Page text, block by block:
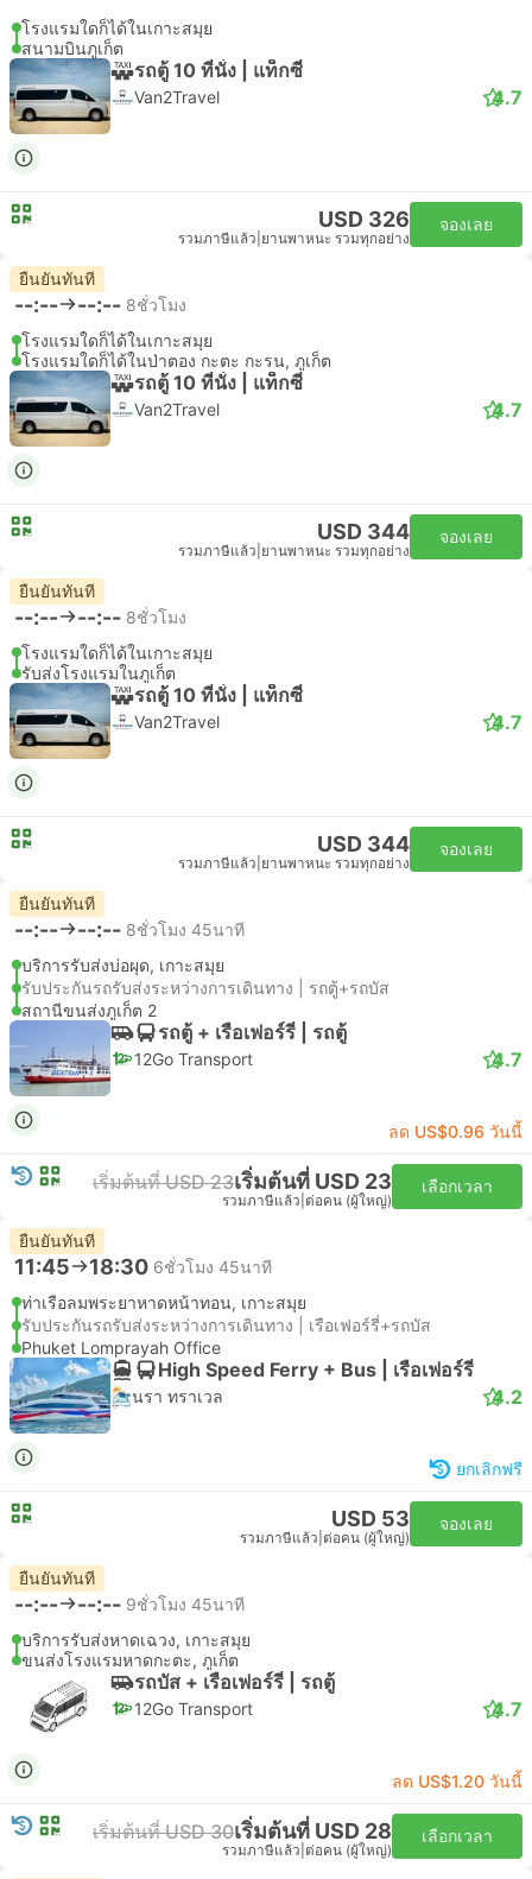
โรงแรมใดก็ได้ในเกาะสมุย
สนามบินภูเก็ต
รถตู้ 10 ที่นั่ง | แท็กซี่
Van2Travel 4.7
USD 326
รวมภาษีแล้ว ยานพาหนะ รวมทุกอย่าง
จองเลย
ยืนยันทันที
--:-- --:-- 8ชั่วโมง
โรงแรมใดก็ได้ในเกาะสมุย
โรงแรมใดก็ได้ในป่าตอง กะตะ กะรน, ภูเก็ต
รถตู้ 10 ที่นั่ง | แท็กซี่
Van2Travel 4.7
USD 344
รวมภาษีแล้ว ยานพาหนะ รวมทุกอย่าง
จองเลย
ยืนยันทันที
--:-- --:-- 8ชั่วโมง
โรงแรมใดก็ได้ในเกาะสมุย
รับส่งโรงแรมในภูเก็ต
รถตู้ 10 ที่นั่ง | แท็กซี่
Van2Travel 4.7
USD 344
รวมภาษีแล้ว ยานพาหนะ รวมทุกอย่าง
จองเลย
ยืนยันทันที
--:-- --:-- 8ชั่วโมง 45นาที
บริการรับส่งบ่อผุด, เกาะสมุย
รับประกันรถรับส่งระหว่างการเดินทาง | รถตู้+รถบัส
สถานีขนส่งภูเก็ต 2
รถตู้ + เรือเฟอร์รี่ | รถตู้
12Go Transport 4.7
ลด US$0.96 วันนี้
เริ่มต้นที่ USD 23เริ่มต้นที่ USD 23
รวมภาษีแล้ว ต่อคน (ผู้ใหญ่)
เลือกเวลา
ยืนยันทันที
11:45 18:30 6ชั่วโมง 45นาที
ท่าเรือลมพระยาหาดหน้าทอน, เกาะสมุย
รับประกันรถรับส่งระหว่างการเดินทาง | เรือเฟอร์รี่+รถบัส
Phuket Lomprayah Office
High Speed Ferry + Bus | เรือเฟอร์รี่
นรา ทราเวล 4.2
ยกเลิกฟรี
USD 53
รวมภาษีแล้ว ต่อคน (ผู้ใหญ่)
จองเลย
ยืนยันทันที
--:-- --:-- 9ชั่วโมง 45นาที
บริการรับส่งหาดเฉวง, เกาะสมุย
ขนส่งโรงแรมหาดกะตะ, ภูเก็ต
รถบัส + เรือเฟอร์รี่ | รถตู้
12Go Transport 4.7
ลด US$1.20 วันนี้
เริ่มต้นที่ USD 30เริ่มต้นที่ USD 28
รวมภาษีแล้ว ต่อคน (ผู้ใหญ่)
เลือกเวลา